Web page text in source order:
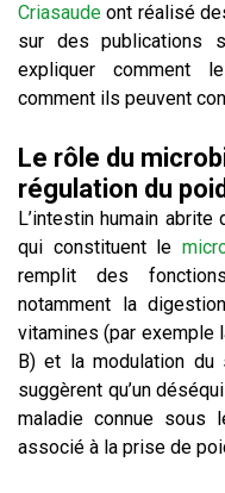
Criasaude ont réalisé
sur des publications
expliquer comment
comment ils peuvent
Le rôle du
régulation du
L’intestin humain
qui constituent le
remplit des
notamment la
vitamines (par exemple
B) et la modulation du
suggèrent qu’un
maladie connue
associé à la prise de